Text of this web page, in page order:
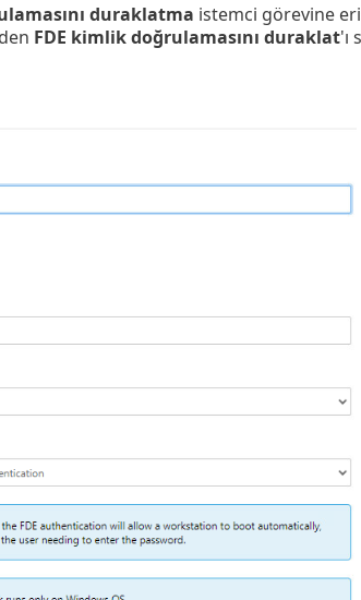
duraklatma istemci görevine
FDE kimlik doğrulamasını duraklat'ı